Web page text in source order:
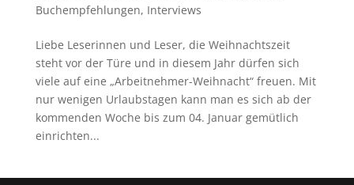
Buchempfehlungen, Interviews
Liebe Leserinnen und Leser, die Weihnachtszeit
steht vor der Türe und in diesem Jahr dürfen sich
viele auf eine „Arbeitnehmer-Weihnacht“ freuen. Mit
nur wenigen Urlaubstagen kann man es sich ab der
kommenden Woche bis zum 04. Januar gemütlich
einrichten...